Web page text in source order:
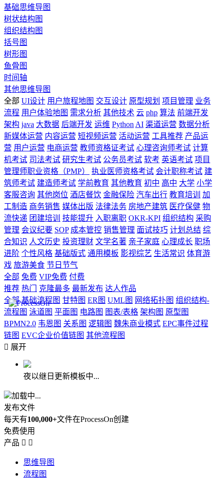
基础思维导图
树状结构图
组织结构图
括号图
树形图
鱼骨图
时间轴
其他思维导图
全部 UI设计 用户旅程地图 交互设计 原型规划 项目管理 业务
流程 用户体验地图 需求分析 其他技术 云 php 算法 前端开发
架构 java 大数据 后端开发 运维 Python AI 渠道运营 数据分析
新媒体运营 内容运营 短视频运营 活动运营 工具推荐 产品运
营 用户运营 电商运营 教师资格证考试 心理咨询师考试 计算
机考试 司法考试 研究生考试 公务员考试 软考 英语考试 项目
管理师职业资格（PMP）
执业医师资格考试 会计职称考试 建
筑师考试 建造师考试 学前教育 其他教育 初中 高中 大学 小学
客服咨询 其他岗位 酒店餐饮 金融保险 汽车出行 教育培训
加
工制造 商务销售 媒体出版 法律法务 房地产建筑 医疗保健 物
流快递 团建培训 技能提升 入职离职 OKR-KPI 组织结构 采购
管理 会议纪要 SOP 成本管控 销售管理 面试技巧 计划总结 综
合知识 人文历史 投资理财 文学名著 亲子家庭 心理成长 职场
进阶 个性风格 基础版式 通用模板 影视综艺 生活常识 体育游
戏 旅游美食 节日节气
全部 免费 VIP免费 付费
推荐 热门 克隆最多 最新发布 达人作品
全部 基础流程图 甘特图 ER图 UML图 网络拓扑图 组织结构-
流程图 泳道图 平面图 电路图 图表/表格 架构图 原型图
BPMN2.0 韦恩图 关系图 逻辑图 魏朱商业模式 EPC事件过程
链图 EVC企业价值链图 其他流程图
 展开
夜以继日更新模板中...
加载中...
发布文件
每天有100,000+文件在ProcessOn创建
免费使用
产品  
思维导图
流程图